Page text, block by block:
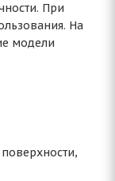
При
На
модели